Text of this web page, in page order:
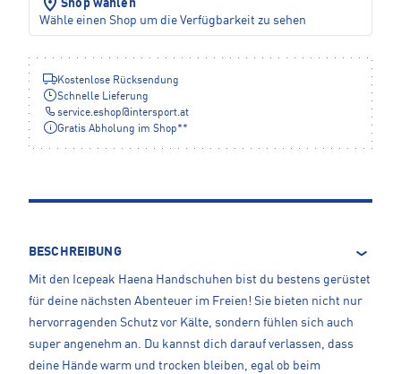
Shop wählen
Wähle einen Shop um die Verfügbarkeit zu sehen
Kostenlose Rücksendung
Schnelle Lieferung
service.eshop@ intersport.at
Gratis Abholung im Shop**
BESCHREIBUNG
Mit den Icepeak Haena Handschuhen bist du bestens gerüstet
für deine nächsten Abenteuer im Freien! Sie bieten nicht nur
hervorragenden Schutz vor Kälte, sondern fühlen sich auch
super angenehm an. Du kannst dich darauf verlassen, dass
deine Hände warm und trocken bleiben, egal ob beim